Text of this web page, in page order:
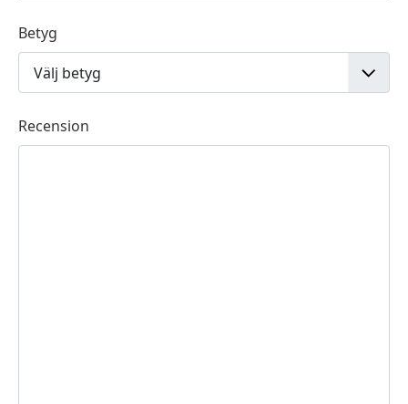
Betyg
Recension